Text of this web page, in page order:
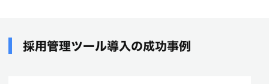
採用管理ツール導入の成功事例